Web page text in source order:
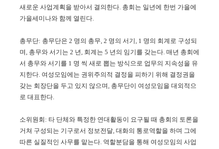
새로운 사업계획을 받아서 결의한다. 총회는 일년에 한번 가을에
가을세미나와 함께 열린다.
총무단: 총무단은 2 명의 총무, 2 명의 서기, 1 명의 회계로 구성되
며, 총무와 서기는 2 년, 회계는 5 년의 임기를 갖는다. 매년 총회에
서 총무와 서기를 1 명 씩 새로 뽑는 방식으로 업무의 지속성을 유
지한다. 여성모임에는 권위주의적 결정을 피하기 위해 결정권을
갖는 회장단을 두고 있지 않으며, 총무단이 여성모임을 대외적으
로 대표한다.
소위원회: 타 단체와 특정한 연대활동이 요구될 때 총회의 토론을
거쳐 구성되는 기구로서 정보전달, 대화의 통로역할을 하며 그에
따른 실질적인 사무를 맡는다. 역할분담을 통해 여성모임의 사업